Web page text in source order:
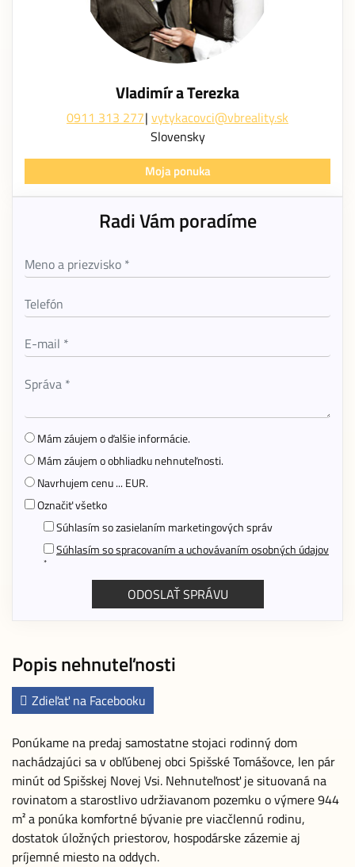
Popis nehnuteľnosti
Zdieľať na Facebooku
Ponúkame na predaj samostatne stojaci rodinný dom
nachádzajúci sa v obľúbenej obci Spišské Tomášovce, len pár
minút od Spišskej Novej Vsi. Nehnuteľnosť je situovaná na
rovinatom a starostlivo udržiavanom pozemku o výmere 944
m² a ponúka komfortné bývanie pre viacčlennú rodinu,
dostatok úložných priestorov, hospodárske zázemie aj
príjemné miesto na oddych.
Vladimír a Terezka
0911 313 277 vytykacovci@vbreality.sk
Slovensky
Moja ponuka
Radi Vám poradíme
Mám záujem o ďalšie informácie.
Mám záujem o obhliadku nehnuteľnosti.
Navrhujem cenu ... EUR.
Označiť všetko
Súhlasím so zasielaním marketingových správ
Súhlasím so spracovaním a uchovávaním osobných údajov
*